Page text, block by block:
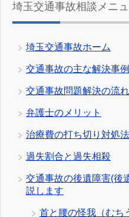
埼玉交通事故相談メニ
埼玉交通事故ホーム
交通事故の主な解決事例
交通事故問題解決の流れ
弁護士のメリット
治療費の打ち切り対処法
過失割合と過失相殺
交通事故の後遺障害(後
説します
首と腰の怪我（むち